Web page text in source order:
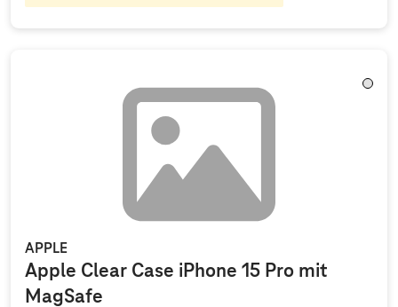
APPLE
Apple Clear Case iPhone 15 Pro mit
MagSafe